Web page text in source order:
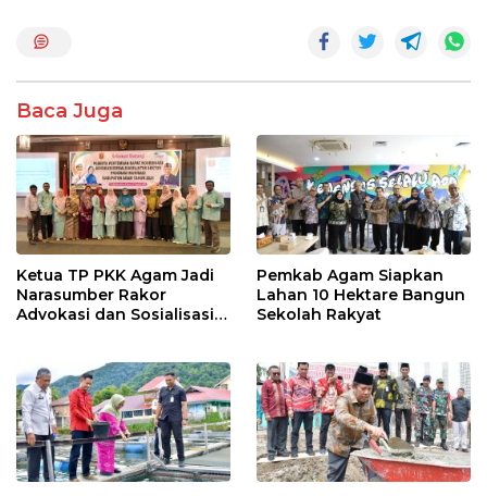
k p
Baca Juga
Ketua TP PKK Agam Jadi
Narasumber Rakor
Advokasi dan Sosialisasi
Pemkab Agam Siapkan
Lahan 10 Hektare Bangun
Sekolah Rakyat